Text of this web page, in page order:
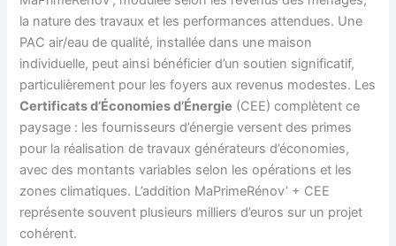
la nature des travaux et les performances attendues. Une
PAC air/eau de qualité, installée dans une maison
individuelle, peut ainsi bénéficier d’un soutien significatif,
particulièrement pour les foyers aux revenus modestes. Les
Certificats d’Économies d’Énergie (CEE) complètent ce
paysage : les fournisseurs d’énergie versent des primes
pour la réalisation de travaux générateurs d’économies,
avec des montants variables selon les opérations et les
zones climatiques. L’addition MaPrimeRénov’ + CEE
représente souvent plusieurs milliers d’euros sur un projet
cohérent.